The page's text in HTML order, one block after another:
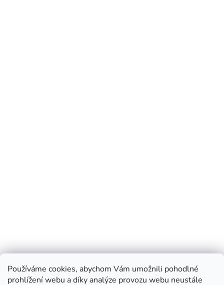
Používáme cookies, abychom Vám umožnili pohodlné
prohlížení webu a díky analýze provozu webu neustále